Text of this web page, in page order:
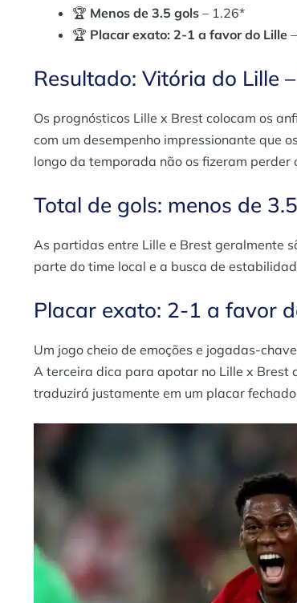
🏆 Menos de 3.5 gols – 1.26*
🏆 Placar exato: 2-1 a favor do Lille
Resultado: Vitória do Lille
Os prognósticos Lille x Brest colocam os
com um desempenho impressionante que
longo da temporada não os fizeram perder
Total de gols: menos de
As partidas entre Lille e Brest geralmente
parte do time local e a busca de
Placar exato: 2-1 a favor
Um jogo cheio de emoções e jogadas-
A terceira dica para apotar no Lille x Brest
traduzirá justamente em um placar